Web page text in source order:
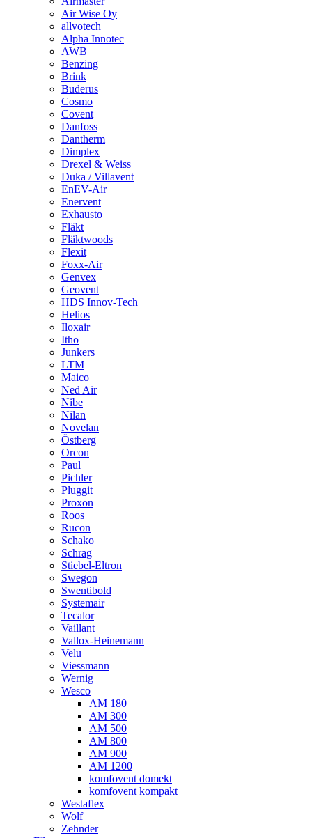
Air Wise Oy
allvotech
Alpha Innotec
AWB
Benzing
Brink
Buderus
Cosmo
Covent
Danfoss
Dantherm
Dimplex
Drexel & Weiss
Duka / Villavent
EnEV-Air
Enervent
Exhausto
Fläkt
Fläktwoods
Flexit
Foxx-Air
Genvex
Geovent
HDS Innov-Tech
Helios
Iloxair
Itho
Junkers
LTM
Maico
Ned Air
Nibe
Nilan
Novelan
Östberg
Orcon
Paul
Pichler
Pluggit
Proxon
Roos
Rucon
Schako
Schrag
Stiebel-Eltron
Swegon
Swentibold
Systemair
Tecalor
Vaillant
Vallox-Heinemann
Velu
Viessmann
Wernig
Wesco
AM 180
AM 300
AM 500
AM 800
AM 900
AM 1200
komfovent domekt
komfovent kompakt
Westaflex
Wolf
Zehnder